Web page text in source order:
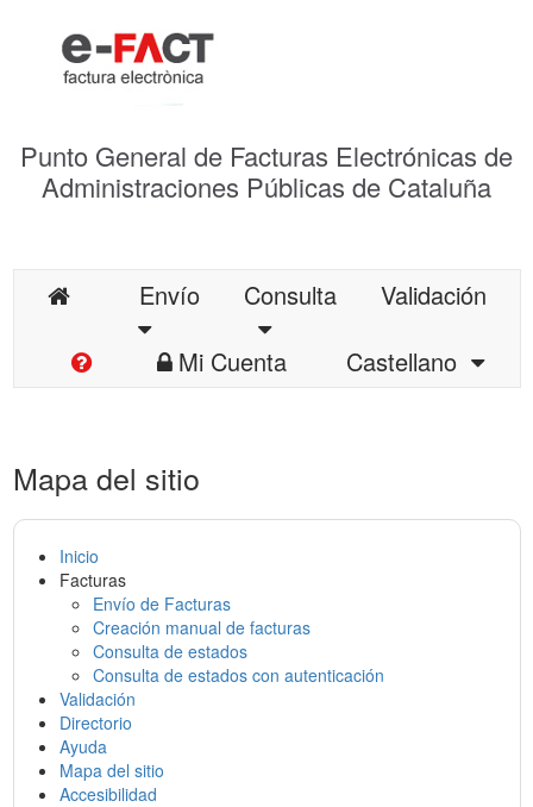
Punto General de Facturas Electrónicas de
Administraciones Públicas de Cataluña
Envío Consulta
Validación
Mi Cuenta
Castellano
Mapa del sitio
Inicio
Facturas
Envío de Facturas
Creación manual de facturas
Consulta de estados
Consulta de estados con autenticación
Validación
Directorio
Ayuda
Mapa del sitio
Accesibilidad